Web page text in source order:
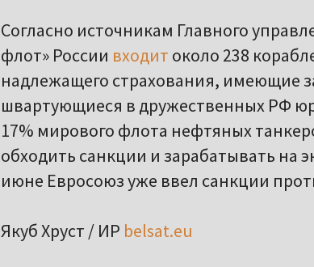
Согласно источникам Главного
флот» России входит около 238
надлежащего страхования, имеющие
швартующиеся в дружественных РФ
17% мирового флота нефтяных
обходить санкции и зарабатывать на
июне Евросоюз уже ввел санкции
Якуб Хруст / ИР belsat.eu